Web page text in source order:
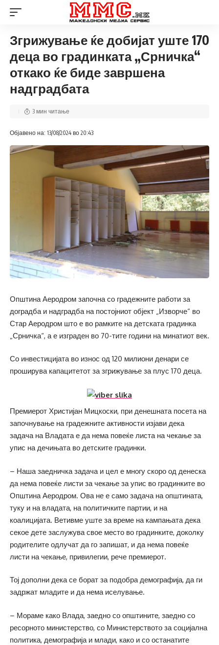
Згрижување ќе добијат уште 170
деца во градинката „Срничка“
откако ќе биде завршена
надградбата
Објавено на: 13/08/2024 во 20:43
3 мин читање
Општина Аеродром започна со градежните работи за
доградба и надградба на постојниот објект „Изворче“ во
Стар Аеродром што е во рамките на детската градинка
„Срничка“, а е изграден во 70-тите години на минатиот век.
Со инвестицијата во износ од 120 милиони денари се
проширува капацитетот за згрижување за плус 170 деца.
Премиерот Христијан Мицкоски, при денешната посета на
започнување на градежните активности изјави дека
задача на Владата е да нема повеќе листа на чекање за
упис на дечињата во детските градинки.
– Наша заедничка задача и цел е многу скоро од денеска
да нема повеќе листи за чекање за упис во градинките во
Општина Аеродром. Ова не е само задача на општината,
туку и на владата, на политичките партии, и на
коалицијата. Ветивме уште за време на кампањата дека
секое дете заслужува свое место во градинките, доколку
родителите одлучат да го запишат, и да нема повеќе
листи на чекање, привилегии, рече премиерот.
Тој дополни дека се борат за подобра демографија, да ги
задржат младите и да нема иселување.
– Мораме како Влада, заедно со општините, заедно со
ресорното министерство, со Министерството за социјална
политика, демографија и млади, како и со останатите